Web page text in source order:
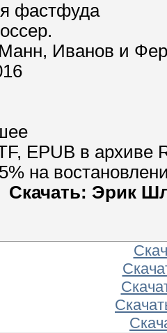
фастфуда
Манн, Иванов и
EPUB в архиве
на
Скачать: Эрик